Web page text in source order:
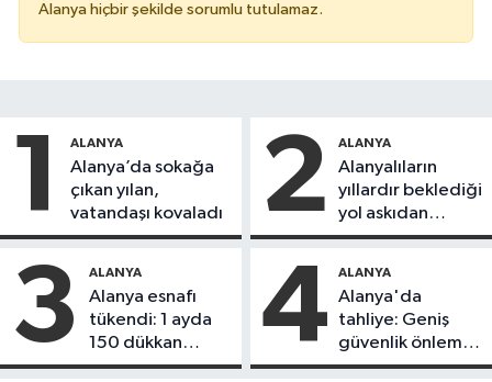
Alanya hiçbir şekilde sorumlu tutulamaz.
1 ALANYA
Alanya’da sokağa
çıkan yılan,
vatandaşı kovaladı
2 ALANYA
Alanyalıların
yıllardır beklediği
yol askıdan
döndü
3 ALANYA
Alanya esnafı
tükendi: 1 ayda
150 dükkan
kapandı
4 ALANYA
Alanya'da
tahliye: Geniş
güvenlik önlemi
alındı